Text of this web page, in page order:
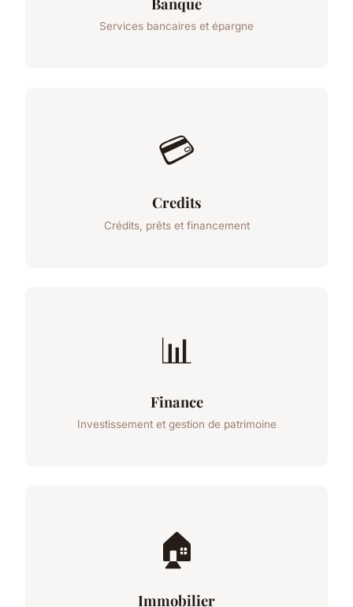
Services bancaires et épargne
💳
Credits
Crédits, prêts et financement
📊
Finance
Investissement et gestion de patrimoine
🏠
Immobilier